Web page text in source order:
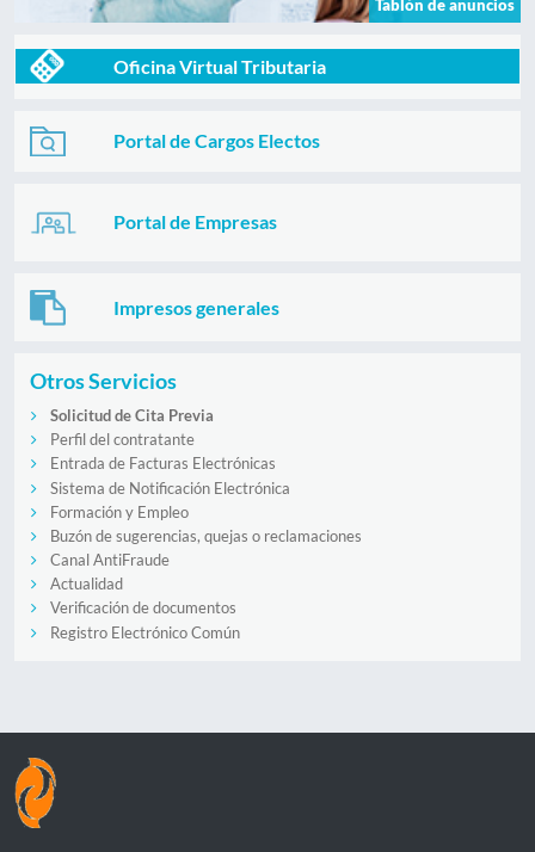
Tablón de anuncios
Oficina Virtual Tributaria
Portal de Cargos Electos
Portal de Empresas
Impresos generales
Otros Servicios
Solicitud de Cita Previa
Perfil del contratante
Entrada de Facturas Electrónicas
Sistema de Notificación Electrónica
Formación y Empleo
Buzón de sugerencias, quejas o reclamaciones
Canal AntiFraude
Actualidad
Verificación de documentos
Registro Electrónico Común